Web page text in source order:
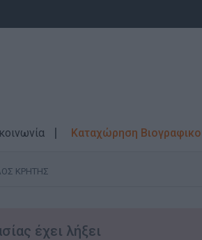
Καταχώρηση
ΚΡΗΤΗΣ
έχει λήξει